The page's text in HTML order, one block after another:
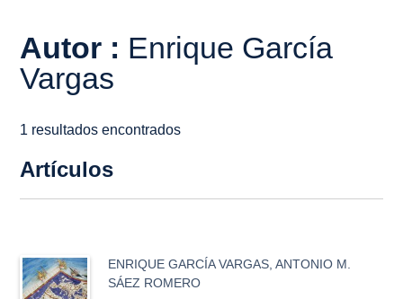
Autor : Enrique García
Vargas
1 resultados encontrados
Artículos
ENRIQUE GARCÍA VARGAS ,ANTONIO M.
SÁEZ ROMERO